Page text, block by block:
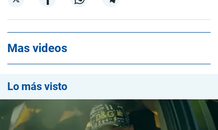
Mas videos
Lo más visto